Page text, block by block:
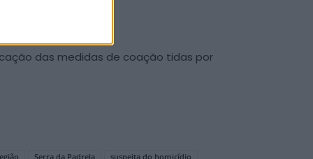
das medidas de coação tidas por
Serra da Padrela
suspeita do homicídio